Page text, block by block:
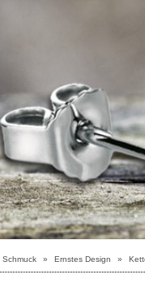
Schmuck » Ernstes Design »